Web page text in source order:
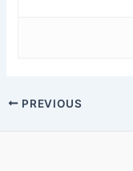
PostPREVIOUS